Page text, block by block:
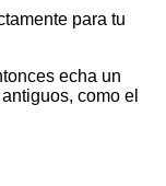
para tu
echa un
como el